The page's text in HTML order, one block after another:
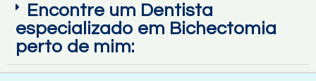
Encontre um Dentista
especializado em Bichectomia
perto de mim: